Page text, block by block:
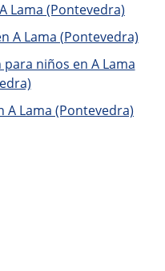
Lama (Pontevedra)
A Lama (Pontevedra)
niños en A Lama
Lama (Pontevedra)